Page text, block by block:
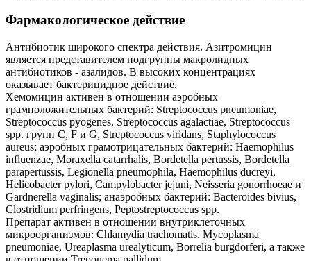
Фармакологическое действие
Антибиотик широкого спектра действия. Азитромицин
является представителем подгруппы макролидных
антибиотиков - азалидов. В высоких концентрациях
оказывает бактерицидное действие.
Хемомицин активен в отношении аэробных
грамположительных бактерий: Streptococcus pneumoniae,
Streptococcus pyogenes, Streptococcus agalactiae, Streptococcus
spp. групп C, F и G, Streptococcus viridans, Staphylococcus
aureus; аэробных грамотрицательных бактерий: Haemophilus
influenzae, Moraxella catarrhalis, Bordetella pertussis, Bordetella
parapertussis, Legionella pneumophila, Haemophilus ducreyi,
Helicobacter pylori, Campylobacter jejuni, Neisseria gonorrhoeae и
Gardnerella vaginalis; анаэробных бактерий: Bacteroides bivius,
Clostridium perfringens, Peptostreptococcus spp.
Препарат активен в отношении внутриклеточных
микроорганизмов: Chlamydia trachomatis, Mycoplasma
pneumoniae, Ureaplasma urealyticum, Borrelia burgdorferi, а также